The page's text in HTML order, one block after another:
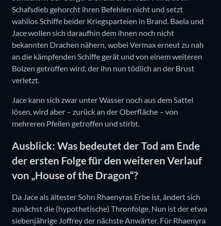
Schafsdieb gehorcht ihren Befehlen nicht und setzt
wahllos Schiffe beider Kriegsparteien in Brand. Baela und
Jace wollen sich daraufhin dem ihnen noch nicht
bekannten Drachen nähern, wobei Vermax erneut zu nah
an die kämpfenden Schiffe gerät und von einem weiteren
Bolzen getroffen wird, der ihn nun tödlich an der Brust
verletzt.
Jace kann sich zwar unter Wasser noch aus dem Sattel
lösen, wird aber – zurück an der Oberfläche – von
mehreren Pfeilen getroffen und stirbt.
Ausblick: Was bedeutet der Tod am Ende
der ersten Folge für den weiteren Verlauf
von „House of the Dragon“?
Da Jace als ältester Sohn Rhaenyras Erbe ist, ändert sich
zunächst die (hypothetische) Thronfolge. Nun ist der etwa
siebenjährige Joffrey der nächste Anwärter. Für Rhaenyra